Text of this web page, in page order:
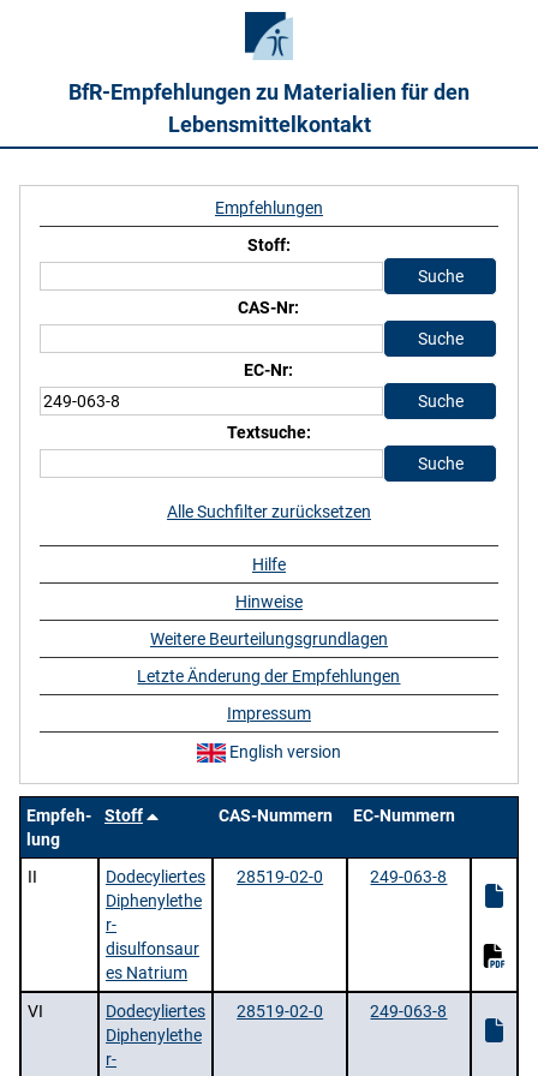
BfR-Empfehlungen zu Materialien für den
Lebensmittelkontakt
Empfeh-
lung
Stoff CAS-Nummern EC-Nummern
II
Dodecyliertes
Diphenylethe
r-
disulfonsaur
es Natrium
28519-02-0 249-063-8
VI
Dodecyliertes
Diphenylethe
r-
28519-02-0 249-063-8
Empfehlungen
Stoff:
CAS-Nr:
EC-Nr:
Textsuche:
Alle Suchfilter zurücksetzen
Hilfe
Hinweise
Weitere Beurteilungsgrundlagen
Letzte Änderung der Empfehlungen
Impressum
English version